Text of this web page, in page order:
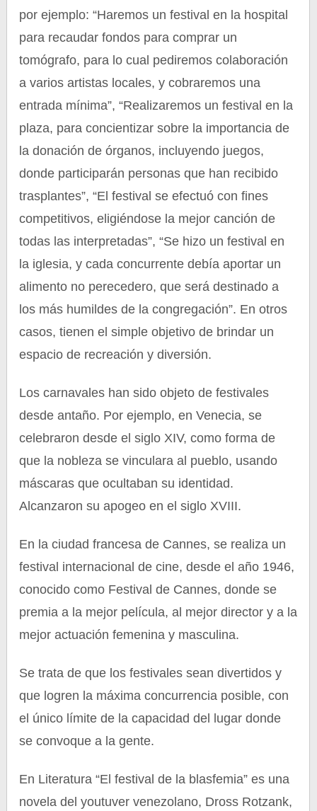
por ejemplo: “Haremos un festival en la hospital
para recaudar fondos para comprar un
tomógrafo, para lo cual pediremos colaboración
a varios artistas locales, y cobraremos una
entrada mínima”, “Realizaremos un festival en la
plaza, para concientizar sobre la importancia de
la donación de órganos, incluyendo juegos,
donde participarán personas que han recibido
trasplantes”, “El festival se efectuó con fines
competitivos, eligiéndose la mejor canción de
todas las interpretadas”, “Se hizo un festival en
la iglesia, y cada concurrente debía aportar un
alimento no perecedero, que será destinado a
los más humildes de la congregación”. En otros
casos, tienen el simple objetivo de brindar un
espacio de recreación y diversión.
Los carnavales han sido objeto de festivales
desde antaño. Por ejemplo, en Venecia, se
celebraron desde el siglo XIV, como forma de
que la nobleza se vinculara al pueblo, usando
máscaras que ocultaban su identidad.
Alcanzaron su apogeo en el siglo XVIII.
En la ciudad francesa de Cannes, se realiza un
festival internacional de cine, desde el año 1946,
conocido como Festival de Cannes, donde se
premia a la mejor película, al mejor director y a la
mejor actuación femenina y masculina.
Se trata de que los festivales sean divertidos y
que logren la máxima concurrencia posible, con
el único límite de la capacidad del lugar donde
se convoque a la gente.
En Literatura “El festival de la blasfemia” es una
novela del youtuver venezolano, Dross Rotzank,